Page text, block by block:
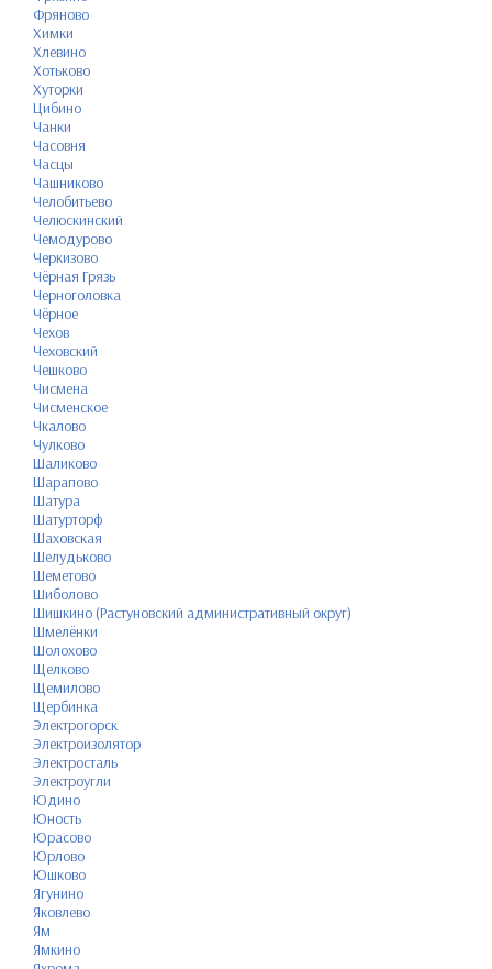
Фряново
Химки
Хлевино
Хотьково
Хуторки
Цибино
Чанки
Часовня
Часцы
Чашниково
Челобитьево
Челюскинский
Чемодурово
Черкизово
Чёрная Грязь
Черноголовка
Чёрное
Чехов
Чеховский
Чешково
Чисмена
Чисменское
Чкалово
Чулково
Шаликово
Шарапово
Шатура
Шатурторф
Шаховская
Шелудьково
Шеметово
Шиболово
Шишкино (Растуновский административный округ)
Шмелёнки
Шолохово
Щелково
Щемилово
Щербинка
Электрогорск
Электроизолятор
Электросталь
Электроугли
Юдино
Юность
Юрасово
Юрлово
Юшково
Ягунино
Яковлево
Ям
Ямкино